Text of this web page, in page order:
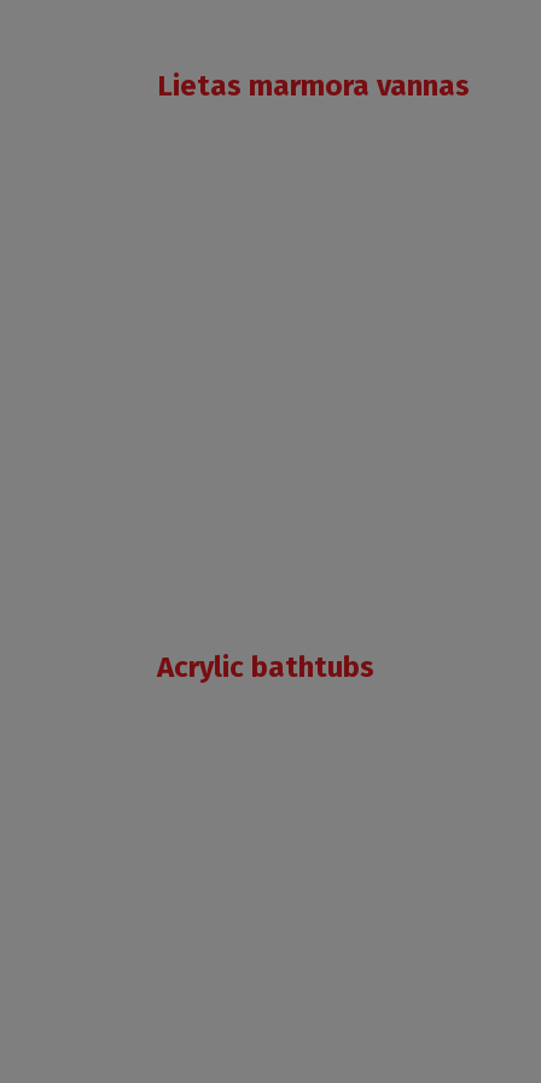
Lietas marmora vannas
Acrylic bathtubs